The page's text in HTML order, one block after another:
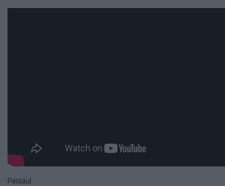
Például